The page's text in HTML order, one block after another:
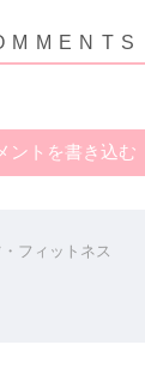
ントを書き込む
フィットネス